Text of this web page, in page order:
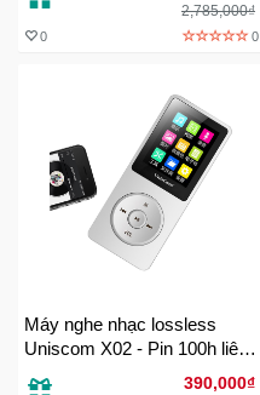
2,785,000₫
0 0
Máy nghe nhạc lossless
Uniscom X02 - Pin 100h liên
390,000₫